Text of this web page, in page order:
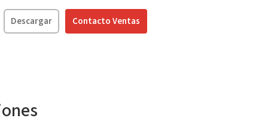
Descargar Contacto Ventas